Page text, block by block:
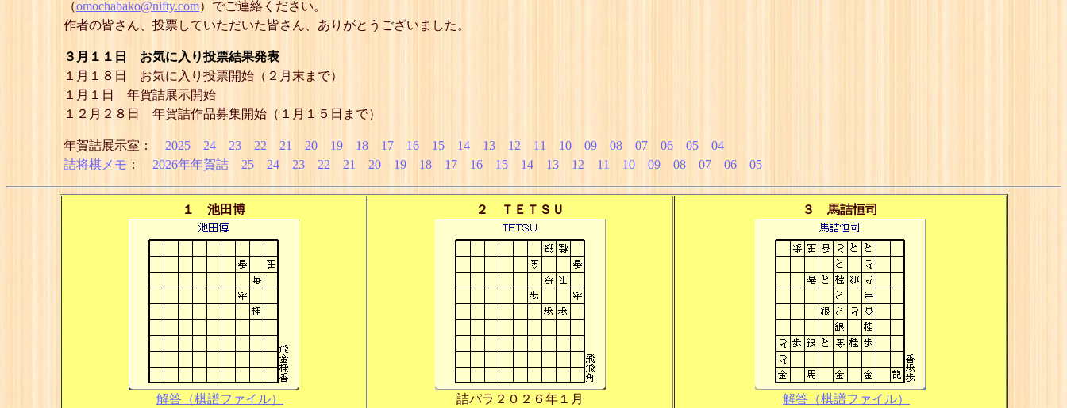
（omochabako@nifty.com）でご連絡ください。
作者の皆さん、投票していただいた皆さん、ありがとうございました。
３月１１日 お気に入り投票結果発表
１月１８日 お気に入り投票開始（２月末まで）
１月１日 年賀詰展示開始
１２月２８日 年賀詰作品募集開始（１月１５日まで）
年賀詰展示室： 2025 24 23 22 21 20 19 18 17 16 15 14 13 12 11 10 09 08 07 06 05
04
詰将棋メモ ： 2026年年賀詰 25 24 23 22 21 20 19 18 17 16 15 14 13 12 11 10 09 08 07 06 05
１ 池田博
解答（棋譜ファイル）
２ ＴＥＴＳＵ
詰パラ２０２６年１月
３ 馬詰恒司
解答（棋譜ファイル）